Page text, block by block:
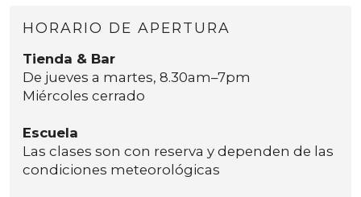
HORARIO DE APERTURA
Tienda & Bar
De jueves a martes, 8.30am–7pm
Miércoles cerrado
Escuela
Las clases son con reserva y dependen de las
condiciones meteorológicas